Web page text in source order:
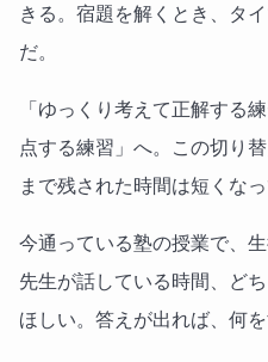
きる。宿題を解くとき、タ
だ。
「ゆっくり考えて正解する
点する練習」へ。この切り
まで残された時間は短くなっ
今通っている塾の授業で、
先生が話している時間、ど
ほしい。答えが出れば、何